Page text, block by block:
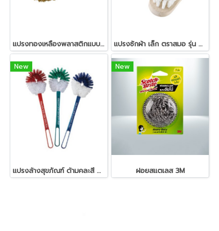
แปรงทองเหลืองพลาสติกแบบเตารีด ตราสมอ รุ่น 91102 แปรงซักผ้า เล็ก ตราสมอ รุ่น 81101
New
แปรงล้างสุขภัณฑ์ ด้ามคละสี ตราสมอ
New
ฝอยสแตเลส 3M